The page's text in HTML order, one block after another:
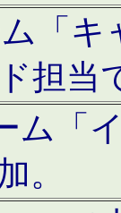
「
担当
ム「
。